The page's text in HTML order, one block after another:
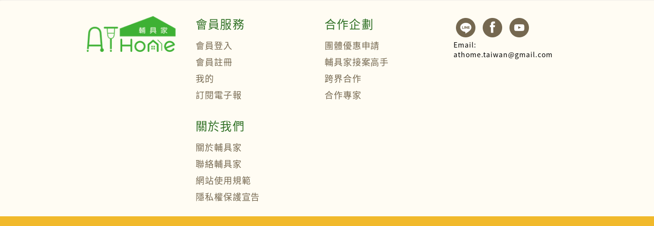
會員服務
會員登入
會員註冊
我的
訂閱電子報
合作企劃
團體優惠申請
輔具家接案高手
跨界合作
合作專家
Email:
athome.taiwan@gmail.com
關於我們
關於輔具家
聯絡輔具家
網站使用規範
隱私權保護宣告